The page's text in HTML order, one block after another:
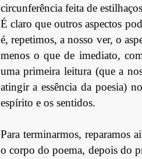
circunferência feita de
É claro que outros aspectos
é, repetimos, a nosso ver, o
menos o que de imediato,
uma primeira leitura (que a
atingir a essência da poesia)
espírito e os sentidos.
Para terminarmos, reparamos
o corpo do poema, depois do